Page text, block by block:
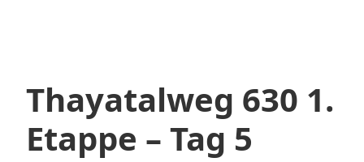
Thayatalweg 630 1.
Etappe – Tag 5